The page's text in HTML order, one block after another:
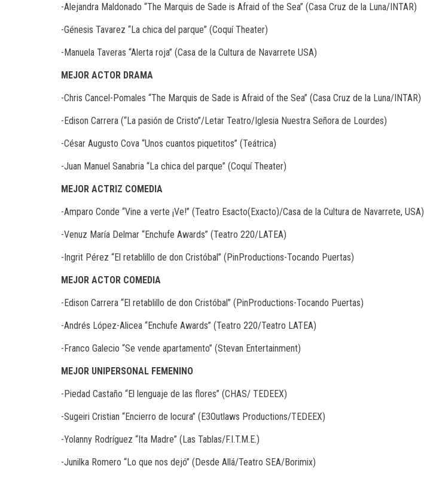
-Alejandra Maldonado “The Marquis de Sade is Afraid of the Sea” (Casa Cruz de la Luna/INTAR)
-Génesis Tavarez “La chica del parque” (Coquí Theater)
-Manuela Taveras “Alerta roja” (Casa de la Cultura de Navarrete USA)
MEJOR ACTOR DRAMA
-Chris Cancel-Pomales “The Marquis de Sade is Afraid of the Sea” (Casa Cruz de la Luna/INTAR)
-Edison Carrera (“La pasión de Cristo”/Letar Teatro/Iglesia Nuestra Señora de Lourdes)
-César Augusto Cova “Unos cuantos piquetitos” (Teátrica)
-Juan Manuel Sanabria “La chica del parque” (Coquí Theater)
MEJOR ACTRIZ COMEDIA
-Amparo Conde “Vine a verte ¡Ve!” (Teatro Esacto(Exacto)/Casa de la Cultura de Navarrete, USA)
-Venuz María Delmar “Enchufe Awards” (Teatro 220/LATEA)
-Ingrit Pérez “El retablillo de don Cristóbal” (PinProductions-Tocando Puertas)
MEJOR ACTOR COMEDIA
-Edison Carrera “El retablillo de don Cristóbal” (PinProductions-Tocando Puertas)
-Andrés López-Alicea “Enchufe Awards” (Teatro 220/Teatro LATEA)
-Franco Galecio “Se vende apartamento” (Stevan Entertainment)
MEJOR UNIPERSONAL FEMENINO
-Piedad Castaño “El lenguaje de las flores” (CHAS/ TEDEEX)
-Sugeiri Cristian “Encierro de locura” (E3Outlaws Productions/TEDEEX)
-Yolanny Rodríguez “Ita Madre” (Las Tablas/F.I.T.M.E.)
-Junilka Romero “Lo que nos dejó” (Desde Allá/Teatro SEA/Borimix)